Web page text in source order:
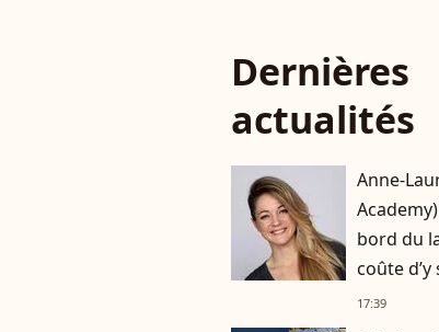
Dernières
actualités
Anne-
bord du
coûte
17:39